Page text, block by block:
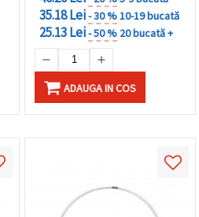
35.18 Lei- 30 %10-19 bucată
25.13 Lei- 50 % 20 bucată +
ADAUGA IN COS